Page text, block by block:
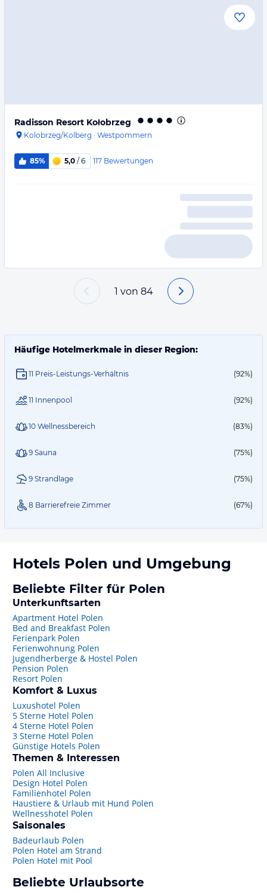
Radisson Resort Kołobrzeg
Kolobrzeg/Kolberg · Westpommern
85% 5,0 / 6 117 Bewertungen
1 von 84
Häufige Hotelmerkmale in dieser Region:
11 Preis-Leistungs-Verhältnis (92%)
11 Innenpool (92%)
10 Wellnessbereich (83%)
9 Sauna (75%)
9 Strandlage (75%)
8 Barrierefreie Zimmer (67%)
Hotels Polen und Umgebung
Beliebte Filter für Polen
Unterkunftsarten
Apartment Hotel Polen
Bed and Breakfast Polen
Ferienpark Polen
Ferienwohnung Polen
Jugendherberge & Hostel Polen
Pension Polen
Resort Polen
Komfort & Luxus
Luxushotel Polen
5 Sterne Hotel Polen
4 Sterne Hotel Polen
3 Sterne Hotel Polen
Günstige Hotels Polen
Themen & Interessen
Polen All Inclusive
Design Hotel Polen
Familienhotel Polen
Haustiere & Urlaub mit Hund Polen
Wellnesshotel Polen
Saisonales
Badeurlaub Polen
Polen Hotel am Strand
Polen Hotel mit Pool
Beliebte Urlaubsorte